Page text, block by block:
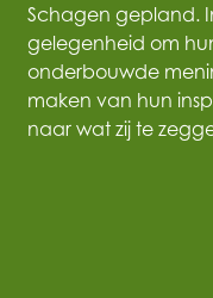
Schagen gepland.
gelegenheid om
onderbouwde
maken van hun
naar wat zij te